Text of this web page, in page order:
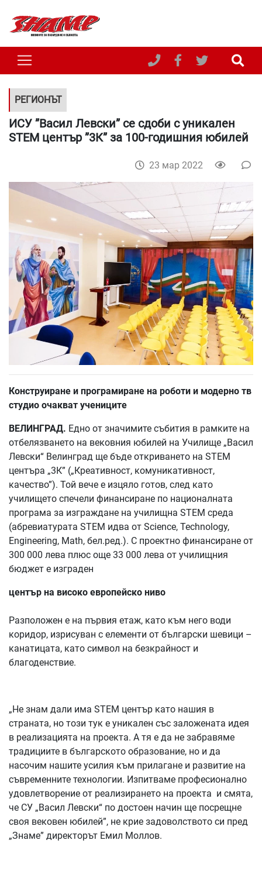
РЕГИОНЪТ
ИСУ ”Васил Левски” се сдоби с уникален
STEM център ”3К” за 100-годишния юбилей
23 мар 2022
Конструиране и програмиране на роботи и модерно тв
студио очакват учениците
ВЕЛИНГРАД. Едно от значимите събития в рамките на
отбелязването на вековния юбилей на Училище „Васил
Левски“ Велинград ще бъде откриването на STEM
центъра „3К” („Креативност, комуникативност,
качество”). Той вече е изцяло готов, след като
училището спечели финансиране по националната
програма за изграждане на училищна STEM среда
(абревиатурата STEM идва от Science, Technology,
Engineering, Math, бел.ред.). С проектно финансиране от
300 000 лева плюс още 33 000 лева от училищния
бюджет е изграден
център на високо европейско ниво
Разположен е на първия етаж, като към него води
коридор, изрисуван с елементи от български шевици –
канатицата, като символ на безкрайност и
благоденствие.
„Не знам дали има STEM център като нашия в
страната, но този тук е уникален със заложената идея
в реализацията на проекта. А тя е да не забравяме
традициите в българското образование, но и да
насочим нашите усилия към прилагане и развитие на
съвременните технологии. Изпитваме професионално
удовлетворение от реализирането на проекта и смята,
че СУ „Васил Левски“ по достоен начин ще посрещне
своя вековен юбилей”, не крие задоволството си пред
„Знаме” директорът Емил Моллов.